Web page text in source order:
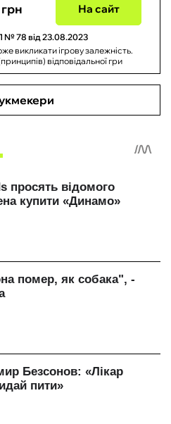
На сайт
№ 78 від 23.08.2023
викликати ігрову залежність.
відповідальної гри